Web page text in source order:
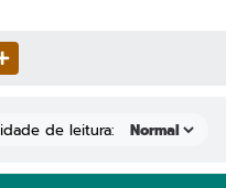
de leitura: